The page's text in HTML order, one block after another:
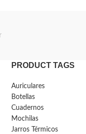
PRODUCT TAGS
Auriculares
Botellas
Cuadernos
Mochilas
Jarros Térmicos